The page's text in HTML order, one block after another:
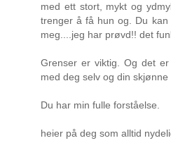
med ett stort, mykt og
trenger å få hun og. Du
meg....jeg har prøvd!! det
Grenser er viktig. Og det
med deg selv og din skjønne
Du har min fulle forståelse.
heier på deg som alltid